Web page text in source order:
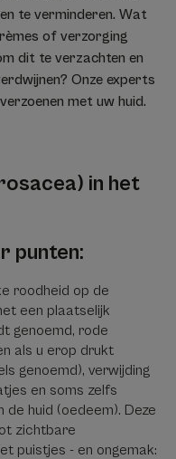
te verminderen. Wat
of verzorging
dit te verzachten en
Onze experts
met uw huid.
in het
punten:
roodheid op de
een plaatselijk
genoemd, rode
als u erop drukt
genoemd), verwijding
en soms zelfs
de huid (oedeem). Deze
zichtbare
puistjes - en ongemak: